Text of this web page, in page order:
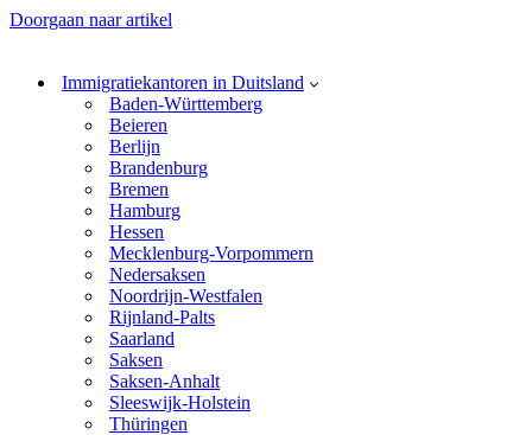
Doorgaan naar artikel
Immigratiekantoren in Duitsland
Baden-Württemberg
Beieren
Berlijn
Brandenburg
Bremen
Hamburg
Hessen
Mecklenburg-Vorpommern
Nedersaksen
Noordrijn-Westfalen
Rijnland-Palts
Saarland
Saksen
Saksen-Anhalt
Sleeswijk-Holstein
Thüringen